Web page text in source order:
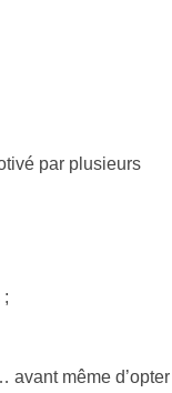
par plusieurs
;
avant même d’opter